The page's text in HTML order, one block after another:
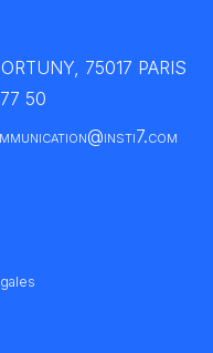
75017 PARIS
50